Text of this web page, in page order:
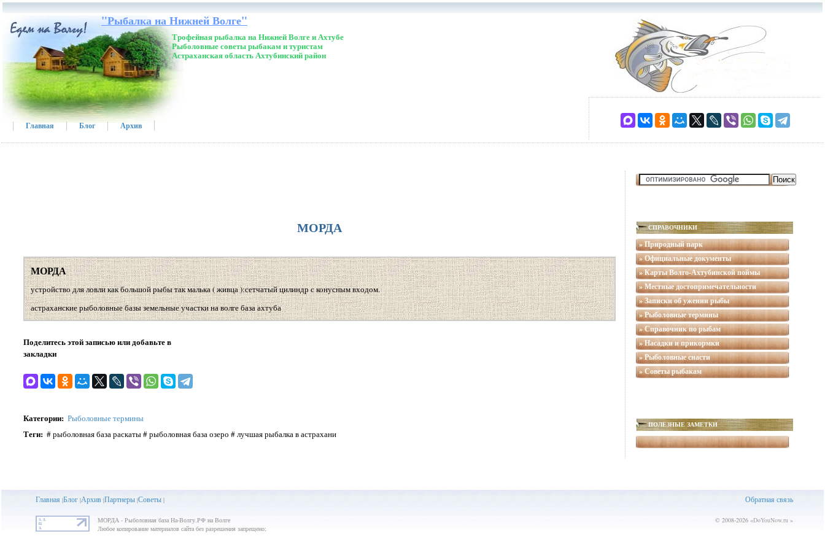
"Рыбалка на Нижней Волге"
Трофейная рыбалка на Нижней Волге и Ахтубе
Рыболовные советы рыбакам и туристам
Астраханская область Ахтубинский район
Главная Блог Архив
МОРДА
МОРДА
устройство для ловли как большой рыбы так малька ( живца ):сетчатый цилиндр с конусным входом.
астраханские рыболовные базы земельные участки на волге база ахтуба
Поделитесь этой записью или добавьте в
закладки
Категории: Рыболовные термины
Теги: # рыболовная база раскаты # рыболовная база озеро # лучшая рыбалка в астрахани
СПРАВОЧНИКИ
» Природный парк
» Официальные документы
» Карты Волго-Ахтубинской поймы
» Местные достопримечательности
» Записки об ужении рыбы
» Рыболовные термины
» Справочник по рыбам
» Насадки и прикормки
» Рыболовные снасти
» Советы рыбакам
ПОЛЕЗНЫЕ ЗАМЕТКИ
Главная|Блог|Архив|Партнеры|Советы| Обратная связь
МОРДА - Рыболовная база На-Волгу.РФ на Волге
Любое копирование материалов сайта без разрешения запрещено;
© 2008-2026 «DoYouNow.ru »